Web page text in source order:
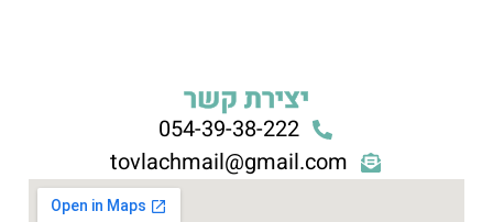
יצירת קשר
054-39-38-222
tovlachmail@gmail.com